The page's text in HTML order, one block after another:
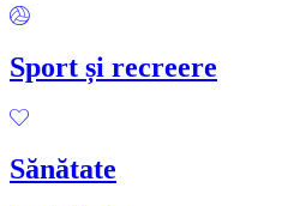
Sport și recreere
Sănătate